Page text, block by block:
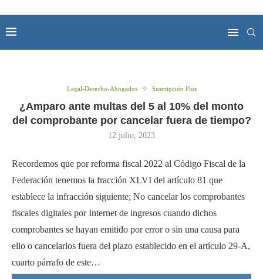
Legal-Derecho-Abogados Suscripción Plus
¿Amparo ante multas del 5 al 10% del monto
del comprobante por cancelar fuera de tiempo?
12 julio, 2023
Recordemos que por reforma fiscal 2022 al Código Fiscal de la
Federación tenemos la fracción XLVI del artículo 81 que
establece la infracción siguiente; No cancelar los comprobantes
fiscales digitales por Internet de ingresos cuando dichos
comprobantes se hayan emitido por error o sin una causa para
ello o cancelarlos fuera del plazo establecido en el artículo 29-A,
cuarto párrafo de este…